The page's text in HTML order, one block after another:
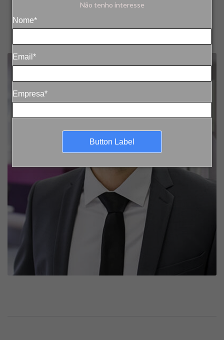
Não tenho interesse
Nome*
Email*
Empresa*
Button Label